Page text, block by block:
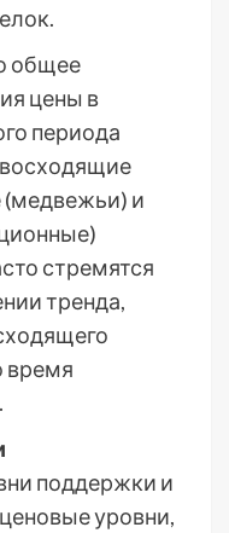
общее
цены в
периода
и
стремятся
тренда,
время
поддержки и
уровни,